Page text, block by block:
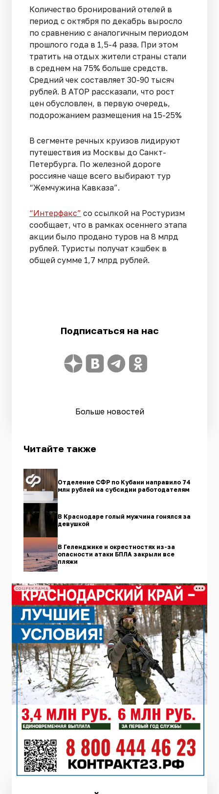
Количество бронирований отелей в
период с октября по декабрь выросло
по сравнению с аналогичным периодом
прошлого года в 1,5-4 раза. При этом
тратить на отдых жители страны стали
в среднем на 75% больше средств.
Средний чек составляет 30-90 тысяч
рублей. В АТОР рассказали, что рост
цен обусловлен, в первую очередь,
подорожанием размещения на 15-25%
В сегменте речных круизов лидируют
путешествия из Москвы до Санкт-
Петербурга. По железной дороге
россияне чаще всего выбирают тур
“Жемчужина Кавказа”.
“Интерфакс” со ссылкой на Ростуризм
сообщает, что в рамках осеннего этапа
акции было продано туров на 8 млрд
рублей. Туристы получат кэшбек в
общей сумме 1,7 млрд рублей.
Подписаться на нас
Больше новостей
Читайте также
Отделение СФР по Кубани направило 74
млн рублей на субсидии работодателям
В Краснодаре голый мужчина гонялся за
девушкой
В Геленджике и окрестностях из-за
опасности атаки БПЛА закрыли все
пляжи
СОЦРЕКЛАМА